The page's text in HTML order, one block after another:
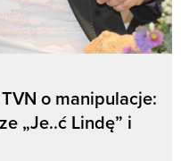
o manipulacje:
„Je..ć Lindę” i